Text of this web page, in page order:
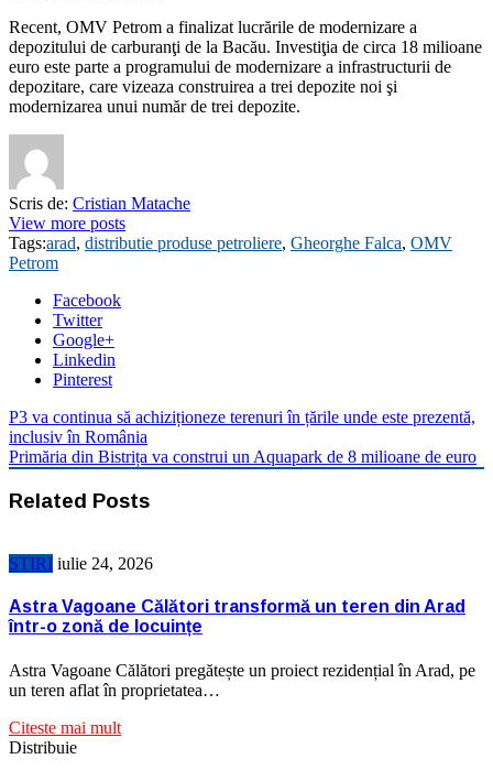
Recent, OMV Petrom a finalizat lucrările de modernizare a
depozitului de carburanţi de la Bacău. Investiţia de circa 18 milioane
euro este parte a programului de modernizare a infrastructurii de
depozitare, care vizeaza construirea a trei depozite noi şi
modernizarea unui număr de trei depozite.
Scris de: Cristian Matache
View more posts
Tags:arad, distributie produse petroliere, Gheorghe Falca, OMV
Petrom
Facebook
Twitter
Google+
Linkedin
Pinterest
P3 va continua să achiziționeze terenuri în țările unde este prezentă,
inclusiv în România
Primăria din Bistrița va construi un Aquapark de 8 milioane de euro
Related Posts
STIRI iulie 24, 2026
Astra Vagoane Călători transformă un teren din Arad
într-o zonă de locuințe
Astra Vagoane Călători pregătește un proiect rezidențial în Arad, pe
un teren aflat în proprietatea…
Citeste mai mult
Distribuie